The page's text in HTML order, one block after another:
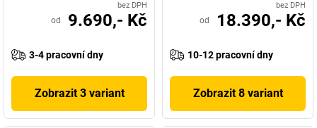
bez DPH
od 9.690,- Kč
3-4 pracovní dny
Zobrazit 3 variant
bez DPH
od 18.390,- Kč
10-12 pracovní dny
Zobrazit 8 variant